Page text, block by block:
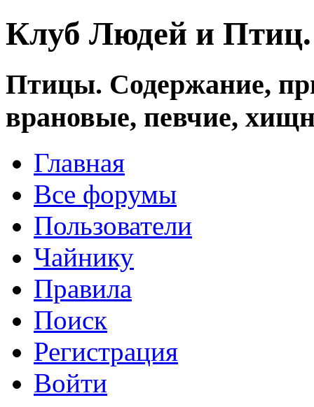
Клуб Людей и
Птицы. Содержание,
врановые, певчие,
Главная
Все форумы
Пользователи
Чайнику
Правила
Поиск
Регистрация
Войти